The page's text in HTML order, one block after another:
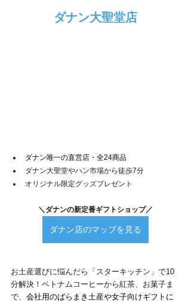
ダナン大聖堂店
ダナン唯一の直営店・全24商品
ダナン大聖堂やハン市場から徒歩7分
オリジナル限定グッズプレゼント
＼ダナンの新定番ギフトショップ／
ダナン店のマップを見る
お土産選びに悩んだら「スターキッチン」で10
分解決！ベトナムコーヒーから紅茶、お菓子ま
で、 会社用のばらまき土産や女子向けギフトに